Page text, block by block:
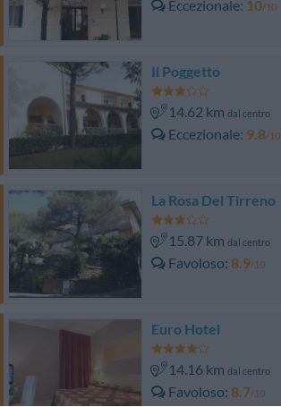
Eccezionale 10/10
Il Poggetto
14.62 km dal centro
Eccezionale 9.8/10
La Rosa Del Tirreno
15.87 km dal centro
Favoloso 8.9/10
Euro Hotel
14.16 km dal centro
Favoloso 8.7/10